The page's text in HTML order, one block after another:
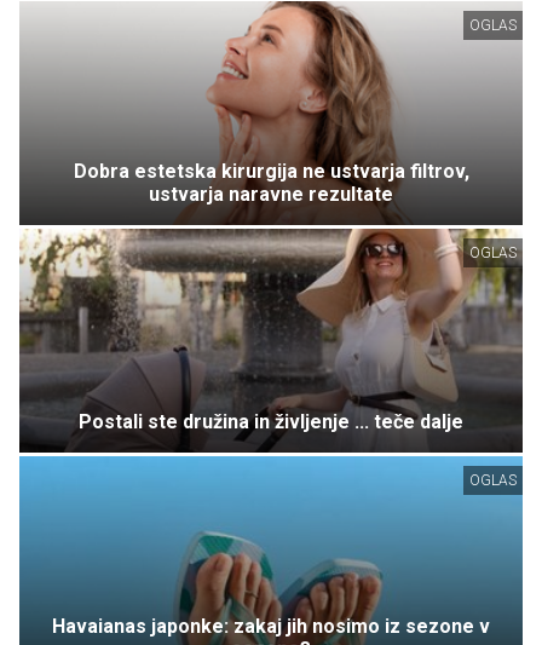
OGLAS
Dobra estetska kirurgija ne ustvarja filtrov,
ustvarja naravne rezultate
OGLAS
Postali ste družina in življenje ... teče dalje
OGLAS
Havaianas japonke: zakaj jih nosimo iz sezone v